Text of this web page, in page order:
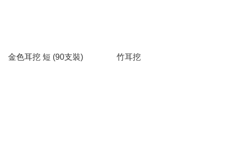
金色耳挖 短 (90支裝) 竹耳挖